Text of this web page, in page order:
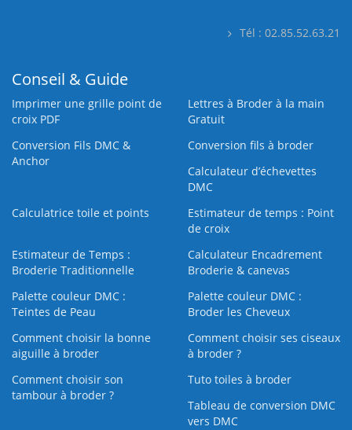
Tél : 02.85.52.63.21
Conseil & Guide
Imprimer une grille point de
croix PDF
Lettres à Broder à la main
Gratuit
Conversion Fils DMC &
Anchor
Conversion fils à broder
Calculateur d’échevettes
DMC
Calculatrice toile et points
Estimateur de temps : Point
de croix
Estimateur de Temps :
Broderie Traditionnelle
Calculateur Encadrement
Broderie & canevas
Palette couleur DMC :
Teintes de Peau
Palette couleur DMC :
Broder les Cheveux
Comment choisir la bonne
aiguille à broder
Comment choisir ses ciseaux
à broder ?
Comment choisir son
tambour à broder ?
Tuto toiles à broder
Tableau de conversion DMC
vers DMC